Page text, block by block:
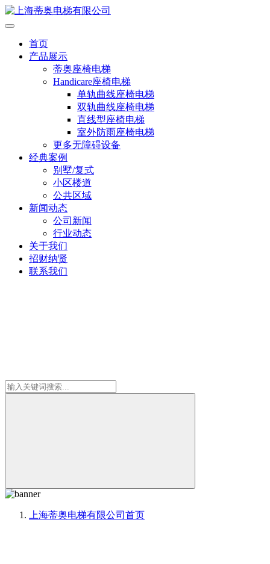
首页
产品展示
蒂奥座椅电梯
Handicare座椅电梯
单轨曲线座椅电梯
双轨曲线座椅电梯
直线型座椅电梯
室外防雨座椅电梯
更多无障碍设备
经典案例
别墅/复式
小区楼道
公共区域
新闻动态
公司新闻
行业动态
关于我们
招财纳贤
联系我们
上海蒂奥电梯有限公司 首页